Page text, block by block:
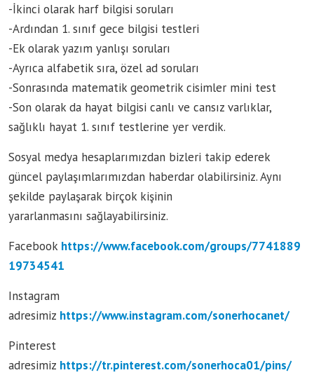
-İkinci olarak harf bilgisi soruları
-Ardından 1. sınıf gece bilgisi testleri
-Ek olarak yazım yanlışı soruları
-Ayrıca alfabetik sıra, özel ad soruları
-Sonrasında matematik geometrik cisimler mini test
-Son olarak da hayat bilgisi canlı ve cansız varlıklar,
sağlıklı hayat 1. sınıf testlerine yer verdik.
Sosyal medya hesaplarımızdan bizleri takip ederek
güncel paylaşımlarımızdan haberdar olabilirsiniz. Aynı
şekilde paylaşarak birçok kişinin
yararlanmasını sağlayabilirsiniz.
Facebook https://www.facebook.com/groups/7741889
19734541
Instagram
adresimiz https://www.instagram.com/sonerhocanet/
Pinterest
adresimiz https://tr.pinterest.com/sonerhoca01/pins/